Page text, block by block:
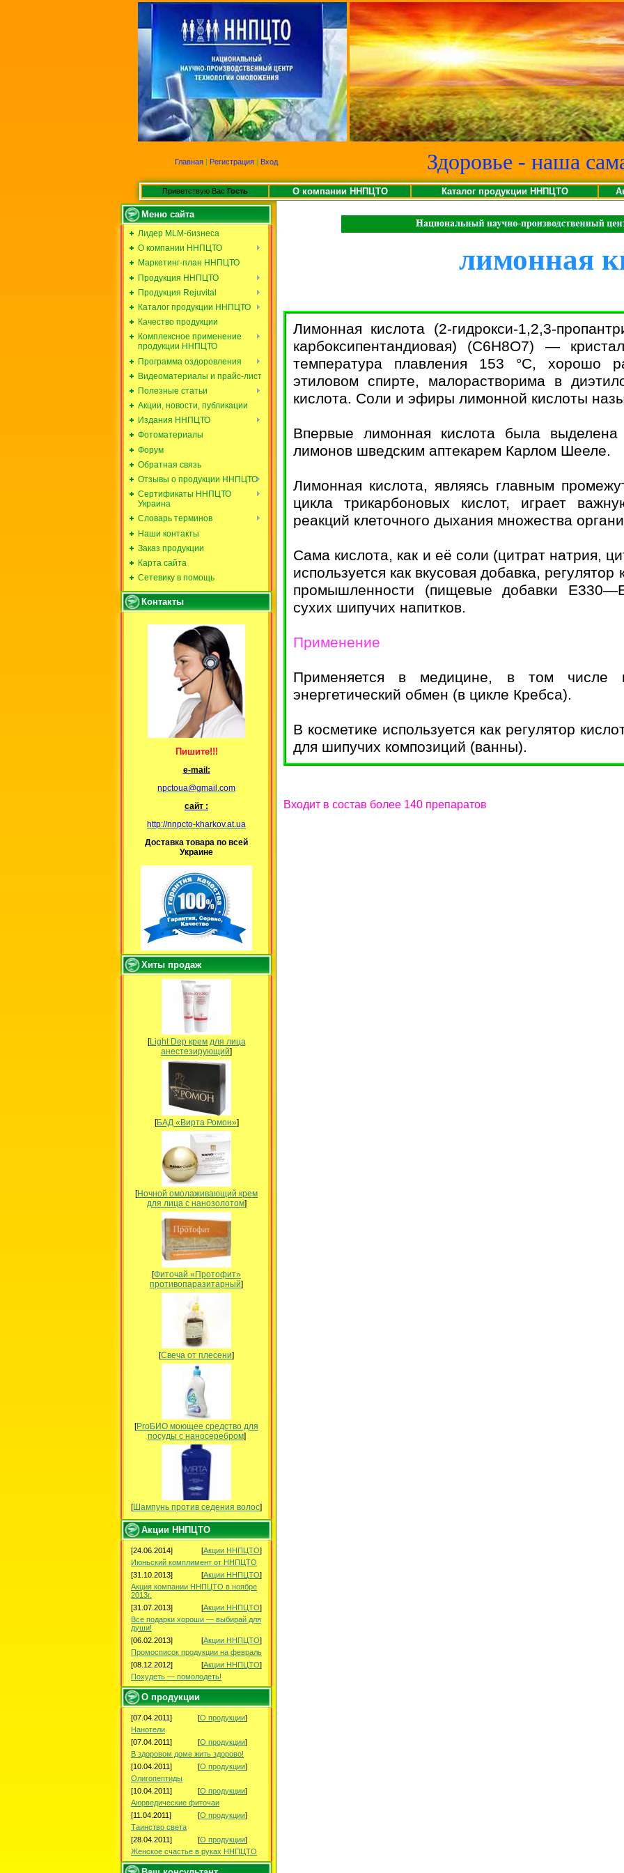
Главная | Регистрация | Вход Здоровье - наша
Приветствую Вас Гость О компании ННПЦТО Каталог продукции ННПЦТО
Меню сайта
Лидер MLM-бизнеса
О компании ННПЦТО
Маркетинг-план ННПЦТО
Продукция ННПЦТО
Продукция Rejuvital
Каталог продукции ННПЦТО
Качество продукции
Комплексное применение
продукции ННПЦТО
Программа оздоровления
Видеоматериалы и прайс-лист
Полезные статьи
Акции, новости, публикации
Издания ННПЦТО
Фотоматериалы
Форум
Обратная связь
Отзывы о продукции ННПЦТО
Сертификаты ННПЦТО
Украина
Словарь терминов
Наши контакты
Заказ продукции
Карта сайта
Сетевику в помощь
Контакты
Пишите!!!
е-mail:
npctoua@gmail.com
сайт :
http://nnpcto-kharkov.at.ua
Доставка товара по всей
Украине
Хиты продаж
[Light Dep крем для лица
анестезирующий]
[БАД «Вирта Ромон»]
[Ночной омолаживающий крем
для лица с нанозолотом]
[Фиточай «Протофит»
противопаразитарный]
[Свеча от плесени]
[ProБИО моющее средство для
посуды c наносеребром]
[Шампунь против седения волос]
Акции ННПЦТО
[24.06.2014] [Акции ННПЦТО]
Июньский комплимент от ННПЦТО
[31.10.2013]
[Акции ННПЦТО]
Акция компании ННПЦТО в ноябре
2013г.
[31.07.2013]
[Акции ННПЦТО]
Все подарки хороши — выбирай для
души!
[06.02.2013]
[Акции ННПЦТО]
Промосписок продукции на февраль
[08.12.2012]
[Акции ННПЦТО]
Похудеть — помолодеть!
О продукции
[07.04.2011] [О продукции]
Нанотели
[07.04.2011]
[О продукции]
В здоровом доме жить здорово!
[10.04.2011]
[О продукции]
Олигопептиды
[10.04.2011]
[О продукции]
Аюрведические фиточаи
[11.04.2011]
[О продукции]
Таинство света
[28.04.2011]
[О продукции]
Женское счастье в руках ННПЦТО
лимонная
Лимонная кислота (2-гидрокси-1,2,3-
карбоксипентандиовая) (C6H8O7) —
температура плавления 153 °C, хорошо
этиловом спирте, малорастворима в
кислота. Соли и эфиры лимонной кислоты
Впервые лимонная кислота была
лимонов шведским аптекарем Карлом Шееле.
Лимонная кислота, являясь главным
цикла трикарбоновых кислот, играет
реакций клеточного дыхания множества
Сама кислота, как и её соли (цитрат натрия,
используется как вкусовая добавка,
промышленности (пищевые добавки
сухих шипучих напитков.
Применение
Применяется в медицине, в том числе
энергетический обмен (в цикле Кребса).
В косметике используется как регулятор
для шипучих композиций (ванны).
Входит в состав более 140 препаратов